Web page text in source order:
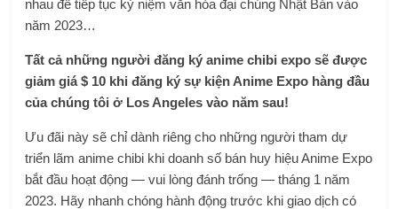
nhau để tiếp tục kỷ niệm văn hóa đại chúng Nhật Bản vào
năm 2023…
Tất cả những người đăng ký anime chibi expo sẽ được
giảm giá $ 10 khi đăng ký sự kiện Anime Expo hàng đầu
của chúng tôi ở Los Angeles vào năm sau!
Ưu đãi này sẽ chỉ dành riêng cho những người tham dự
triển lãm anime chibi khi doanh số bán huy hiệu Anime Expo
bắt đầu hoạt động — vui lòng đánh trống — tháng 1 năm
2023. Hãy nhanh chóng hành động trước khi giao dịch có